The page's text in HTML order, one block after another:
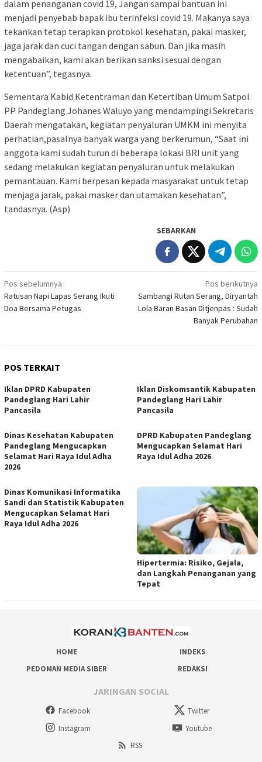
dalam penanganan covid 19, Jangan sampai bantuan ini
menjadi penyebab bapak ibu terinfeksi covid 19. Makanya saya
tekankan tetap terapkan protokol kesehatan, pakai masker,
jaga jarak dan cuci tangan dengan sabun. Dan jika masih
mengabaikan, kami akan berikan sanksi sesuai dengan
ketentuan”, tegasnya.
Sementara Kabid Ketentraman dan Ketertiban Umum Satpol
PP Pandeglang Johanes Waluyo yang mendampingi Sekretaris
Daerah mengatakan, kegiatan penyaluran UMKM ini menyita
perhatian,pasalnya banyak warga yang berkerumun, “Saat ini
anggota kami sudah turun di beberapa lokasi BRI unit yang
sedang melakukan kegiatan penyaluran untuk melakukan
pemantauan. Kami berpesan kepada masyarakat untuk tetap
menjaga jarak, pakai masker dan utamakan kesehatan”,
tandasnya. (Asp)
SEBARKAN
Navigasi
pos
Pos sebelumnya
Ratusan Napi Lapas Serang Ikuti
Doa Bersama Petugas
Pos berikutnya
Sambangi Rutan Serang, Diryantah
Lola Baran Basan Ditjenpas : Sudah
Banyak Perubahan
POS TERKAIT
Iklan DPRD Kabupaten
Pandeglang Hari Lahir
Pancasila
Iklan Diskomsantik Kabupaten
Pandeglang Hari Lahir
Pancasila
Dinas Kesehatan Kabupaten
Pandeglang Mengucapkan
Selamat Hari Raya Idul Adha
2026
DPRD Kabupaten Pandeglang
Mengucapkan Selamat Hari
Raya Idul Adha 2026
Dinas Komunikasi Informatika
Sandi dan Statistik Kabupaten
Mengucapkan Selamat Hari
Raya Idul Adha 2026
Hipertermia: Risiko, Gejala,
dan Langkah Penanganan yang
Tepat
HOME
INDEKS
PEDOMAN MEDIA SIBER
REDAKSI
JARINGAN SOCIAL
Facebook
Twitter
Instagram
Youtube
RSS